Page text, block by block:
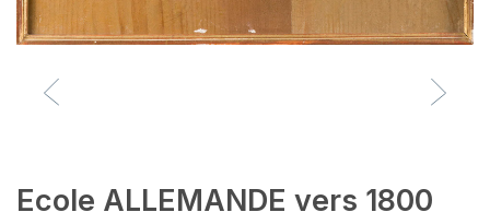
Ecole ALLEMANDE vers 1800